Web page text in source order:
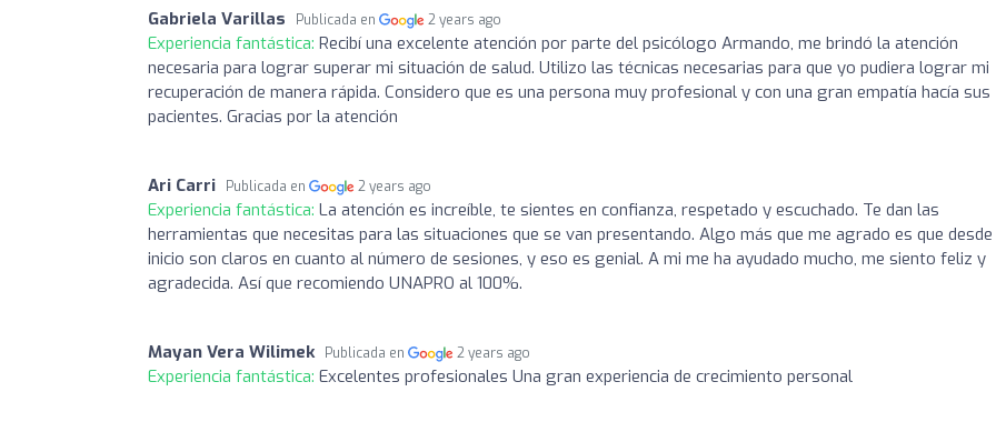
Gabriela Varillas Publicada en 2 years ago
Experiencia fantástica: Recibí una excelente atención por parte del psicólogo Armando, me brindó la atención
necesaria para lograr superar mi situación de salud. Utilizo las técnicas necesarias para que yo pudiera lograr mi
recuperación de manera rápida. Considero que es una persona muy profesional y con una gran empatía hacía sus
pacientes. Gracias por la atención
Ari Carri Publicada en 2 years ago
Experiencia fantástica: La atención es increíble, te sientes en confianza, respetado y escuchado. Te dan las
herramientas que necesitas para las situaciones que se van presentando. Algo más que me agrado es que desde
inicio son claros en cuanto al número de sesiones, y eso es genial. A mi me ha ayudado mucho, me siento feliz y
agradecida. Así que recomiendo UNAPRO al 100%.
Mayan Vera Wilimek Publicada en 2 years ago
Experiencia fantástica: Excelentes profesionales Una gran experiencia de crecimiento personal